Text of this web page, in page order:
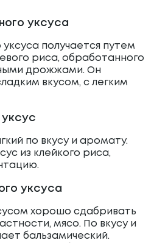
уксуса
получается путем
риса, обработанного
дрожжами. Он
вкусом, с легким
по вкусу и аромату.
из клейкого риса,
уксуса
хорошо сдабривать
мясо. По вкусу и
бальзамический.